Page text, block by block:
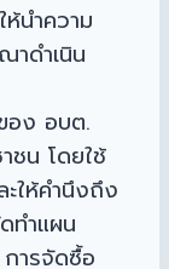
นำความ
าดำเนิน
อง อบต.
ชน โดยใช้
ให้คำนึงถึง
ทำแผน
ารจัดซื้อ